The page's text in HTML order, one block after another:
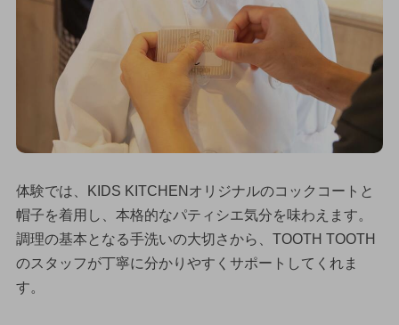
体験では、KIDS KITCHENオリジナルのコックコートと
帽子を着用し、本格的なパティシエ気分を味わえます。
調理の基本となる手洗いの大切さから、TOOTH TOOTH
のスタッフが丁寧に分かりやすくサポートしてくれま
す。